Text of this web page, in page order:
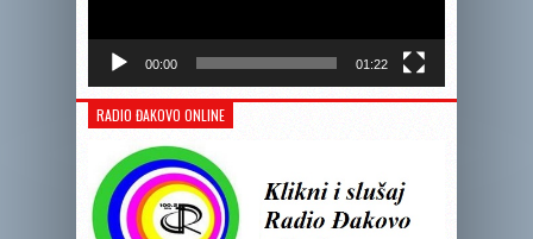
00:00 01:22
RADIO ĐAKOVO ONLINE